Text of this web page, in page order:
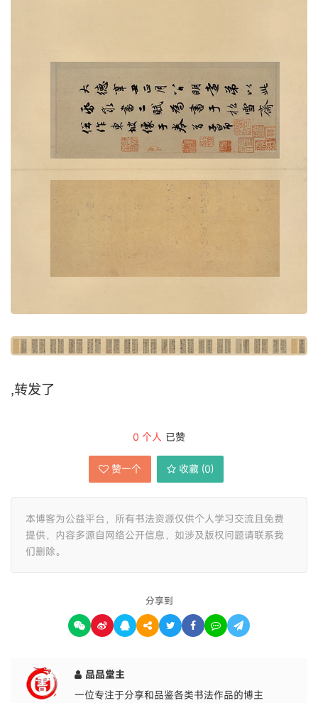
,转发了
0 个人 已赞
赞一个 收藏 (0)
本博客为公益平台，所有书法资源仅供个人学习交流且免费
提供，内容多源自网络公开信息，如涉及版权问题请联系我
们删除。
分享到
品品堂主
一位专注于分享和品鉴各类书法作品的博主